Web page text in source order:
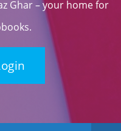
Ghar – your home for